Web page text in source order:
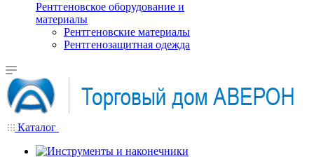
Рентгеновское оборудование и
материалы
Рентгеновские материалы
Рентгенозащитная одежда
Каталог